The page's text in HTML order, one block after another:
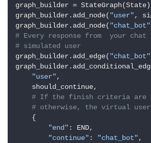
们
graph_builder = StateGraph(State)
graph_builder.add_node( "user",
graph_builder.add_node( "chat_bot"
# Every response from  your
# simulated user
graph_builder.add_edge( "chat_bot"
"user",
    should_continue,
# If the finish criteria are
# otherwise, the virtual
    {
"end" : END,
"continue" : "chat_bot",